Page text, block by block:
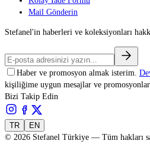
Mail Gönderin
Stefanel'in haberleri ve koleksiyonları
Haber ve promosyon almak isterim.
kişiliğime uygun mesajlar ve
Bizi Takip Edin
TR
EN
© 2026 Stefanel Türkiye — Tüm hakları